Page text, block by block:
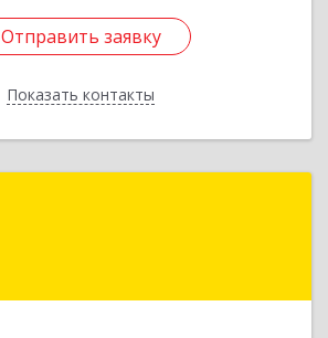
Отправить заявку
Показать контакты
Отправить заявку
Назад